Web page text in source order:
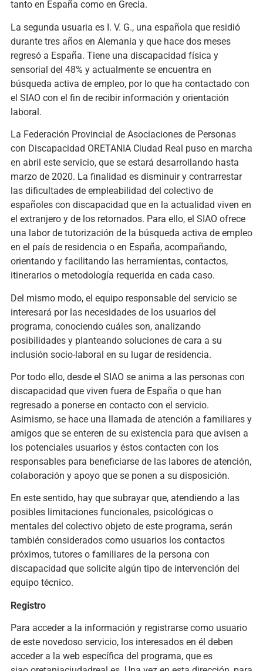
tanto en España como en Grecia.
La segunda usuaria es I. V. G., una española que residió
durante tres años en Alemania y que hace dos meses
regresó a España. Tiene una discapacidad física y
sensorial del 48% y actualmente se encuentra en
búsqueda activa de empleo, por lo que ha contactado con
el SIAO con el fin de recibir información y orientación
laboral.
La Federación Provincial de Asociaciones de Personas
con Discapacidad ORETANIA Ciudad Real puso en marcha
en abril este servicio, que se estará desarrollando hasta
marzo de 2020. La finalidad es disminuir y contrarrestar
las dificultades de empleabilidad del colectivo de
españoles con discapacidad que en la actualidad viven en
el extranjero y de los retornados. Para ello, el SIAO ofrece
una labor de tutorización de la búsqueda activa de empleo
en el país de residencia o en España, acompañando,
orientando y facilitando las herramientas, contactos,
itinerarios o metodología requerida en cada caso.
Del mismo modo, el equipo responsable del servicio se
interesará por las necesidades de los usuarios del
programa, conociendo cuáles son, analizando
posibilidades y planteando soluciones de cara a su
inclusión socio-laboral en su lugar de residencia.
Por todo ello, desde el SIAO se anima a las personas con
discapacidad que viven fuera de España o que han
regresado a ponerse en contacto con el servicio.
Asimismo, se hace una llamada de atención a familiares y
amigos que se enteren de su existencia para que avisen a
los potenciales usuarios y éstos contacten con los
responsables para beneficiarse de las labores de atención,
colaboración y apoyo que se ponen a su disposición.
En este sentido, hay que subrayar que, atendiendo a las
posibles limitaciones funcionales, psicológicas o
mentales del colectivo objeto de este programa, serán
también considerados como usuarios los contactos
próximos, tutores o familiares de la persona con
discapacidad que solicite algún tipo de intervención del
equipo técnico.
Registro
Para acceder a la información y registrarse como usuario
de este novedoso servicio, los interesados en él deben
acceder a la web específica del programa, que es